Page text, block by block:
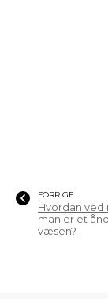
FORRIGE
Hvordan ved
man er et
væsen?